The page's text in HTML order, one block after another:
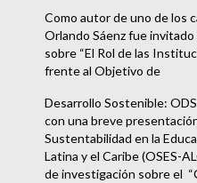
Como autor de uno de los
Orlando Sáenz fue
sobre “El Rol de las
frente al Objetivo de
Desarrollo Sostenible:
con una breve
Sustentabilidad en la
Latina y el Caribe (OSES-
de investigación sobre el